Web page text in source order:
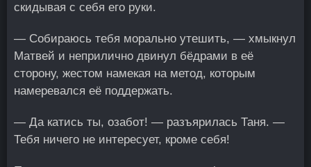
скидывая с себя его руки.
— Собираюсь тебя морально утешить, — хмыкнул
Матвей и неприлично двинул бёдрами в её
сторону, жестом намекая на метод, которым
намеревался её поддержать.
— Да катись ты, озабот! — разъярилась Таня. —
Тебя ничего не интересует, кроме себя!